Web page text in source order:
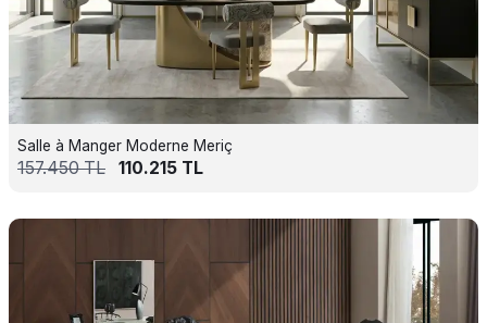
Salle à Manger Moderne Meriç
157.450TL 110.215 TL